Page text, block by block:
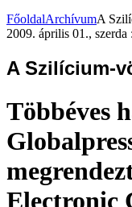
FőoldalArchívumA
2009. április 01., szerda
A Szilícium-
Többéves
Electronic